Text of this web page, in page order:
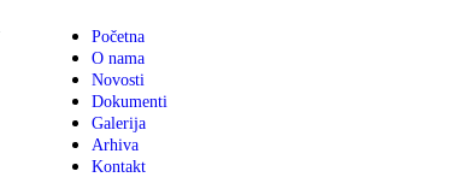
Početna
O nama
Novosti
Dokumenti
Galerija
Arhiva
Kontakt